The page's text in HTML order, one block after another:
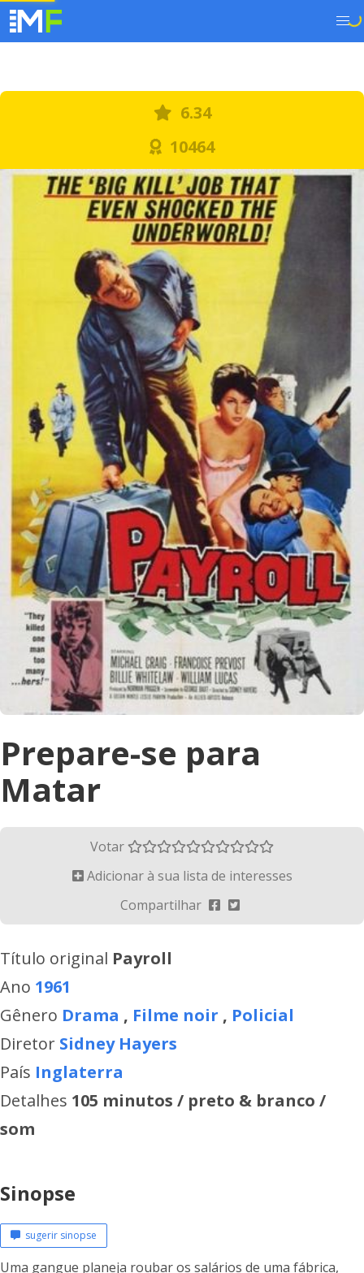
6.34
10464
Prepare-se para
Matar
Votar
Adicionar à sua lista de interesses
Compartilhar
Título original Payroll
Ano 1961
Gênero Drama , Filme noir , Policial
Diretor Sidney Hayers
País Inglaterra
Detalhes 105 minutos / preto & branco /
som
Sinopse
sugerir sinopse
Uma gangue planeja roubar os salários de uma fábrica,